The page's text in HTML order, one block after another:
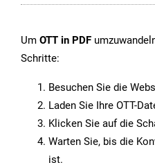
Um OTT in PDF
Schritte:
Besuchen Sie die
Laden Sie Ihre OTT-
Klicken Sie auf die
Warten Sie, bis die
ist.